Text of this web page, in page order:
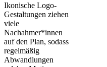
Ikonische Logo-
Gestaltungen ziehen
viele
Nachahmer*innen
auf den Plan, sodass
regelmäßig
Abwandlungen